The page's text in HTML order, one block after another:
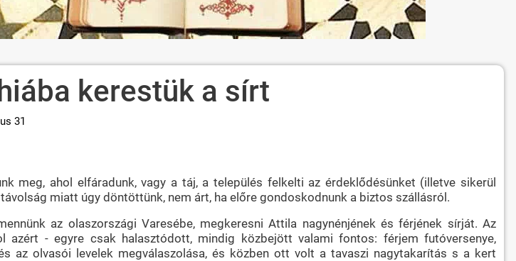
kerestük a sírt
31
meg, ahol elfáradunk, vagy a táj, a település felkelti az érdeklődésünket (illetve sikerül
miatt úgy döntöttünk, nem árt, ha előre gondoskodnunk a biztos szállásról.
az olaszországi Varesébe, megkeresni Attila nagynénjének és férjének sírját. Az
azért - egyre csak halasztódott, mindig közbejött valami fontos: férjem futóversenye,
az olvasói levelek megválaszolása, és közben ott volt a tavaszi nagytakarítás s a kert